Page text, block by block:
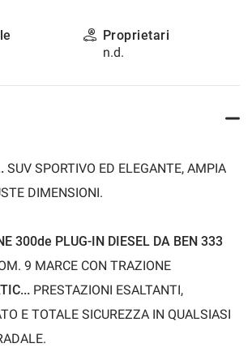
Proprietari
n.d.
SUV SPORTIVO ED ELEGANTE, AMPIA
DIMENSIONI.
300de PLUG-IN DIESEL DA BEN 333
9 MARCE CON TRAZIONE
PRESTAZIONI ESALTANTI,
E TOTALE SICUREZZA IN QUALSIASI